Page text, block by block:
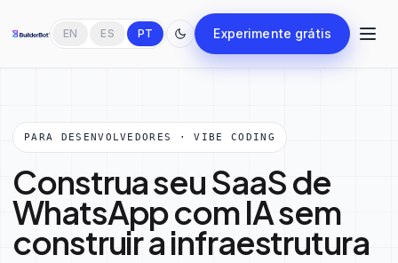
EN ES PT Experimente grátis
PARA DESENVOLVEDORES · VIBE CODING
Construa seu SaaS de
WhatsApp com IA sem
construir a infraestrutura